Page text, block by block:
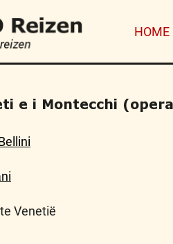
HOME
e i Montecchi
Venetië